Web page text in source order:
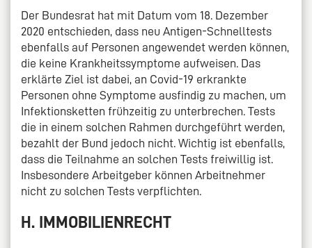
Der Bundesrat hat mit Datum vom 18. Dezember
2020 entschieden, dass neu Antigen-Schnelltests
ebenfalls auf Personen angewendet werden können,
die keine Krankheitssymptome aufweisen. Das
erklärte Ziel ist dabei, an Covid-19 erkrankte
Personen ohne Symptome ausfindig zu machen, um
Infektionsketten frühzeitig zu unterbrechen. Tests
die in einem solchen Rahmen durchgeführt werden,
bezahlt der Bund jedoch nicht. Wichtig ist ebenfalls,
dass die Teilnahme an solchen Tests freiwillig ist.
Insbesondere Arbeitgeber können Arbeitnehmer
nicht zu solchen Tests verpflichten.
H. IMMOBILIENRECHT